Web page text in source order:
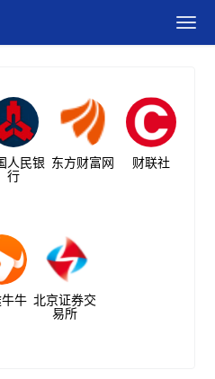
人民银
行
东方财富网 财联社
牛 北京证券交
易所